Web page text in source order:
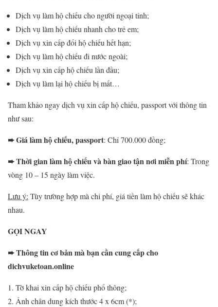
Dịch vụ làm hộ chiếu cho người ngoại tỉnh;
Dịch vụ làm hộ chiếu nhanh cho trẻ em;
Dịch vụ xin cấp đổi hộ chiếu hết hạn;
Dịch vụ làm hộ chiếu đi nước ngoài;
Dịch vụ xin cấp hộ chiếu lần đầu;
Dịch vụ làm lại hộ chiếu bị mất…
Tham khảo ngay dịch vụ xin cấp hộ chiếu, passport với thông tin
như sau:
➨ Giá làm hộ chiếu, passport: Chỉ 700.000 đồng;
➨ Thời gian làm hộ chiếu và bàn giao tận nơi miễn phí: Trong
vòng 10 – 15 ngày làm việc.
Lưu ý: Tùy trường hợp mà chi phí, giá tiền làm hộ chiếu sẽ khác
nhau.
GỌI NGAY
➨ Thông tin cơ bản mà bạn cần cung cấp cho
dichvuketoan.online
Tờ khai xin cấp hộ chiếu phổ thông;
Ảnh chân dung kích thước 4 x 6cm (*);